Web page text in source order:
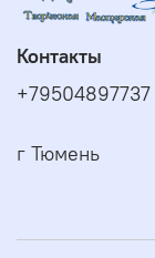
Контакты
+79504897737
г Тюмень